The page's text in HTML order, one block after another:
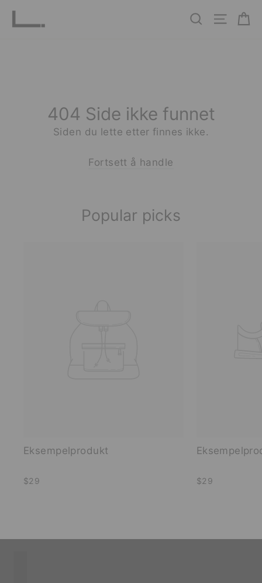
Søk
404 Side ikke funnet
Siden du lette etter finnes ikke.
Fortsett å handle
Popular picks
Eksempelprodukt
$29 $29